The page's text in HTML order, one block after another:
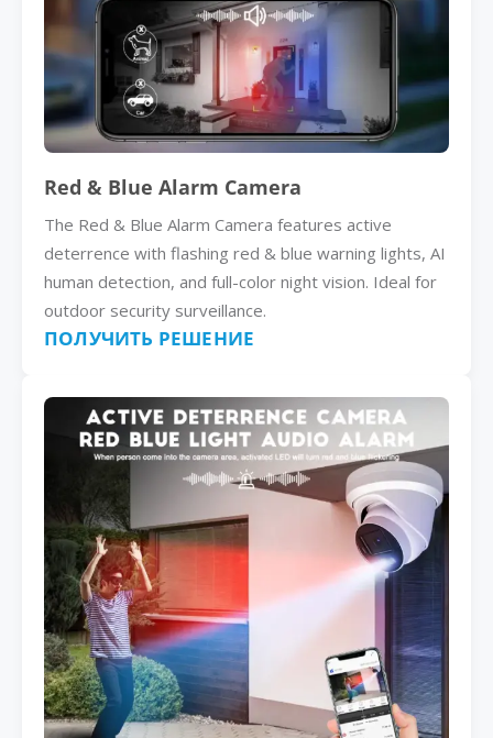
Red & Blue Alarm Camera
The Red & Blue Alarm Camera features active
deterrence with flashing red & blue warning lights, AI
human detection, and full-color night vision. Ideal for
outdoor security surveillance.
ПОЛУЧИТЬ РЕШЕНИЕ